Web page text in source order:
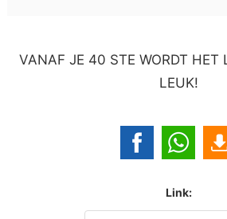
VANAF JE 40 STE WORDT HET
LEUK!
Link: